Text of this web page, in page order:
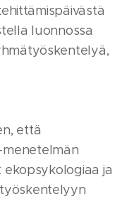
luonnossa
että
ja